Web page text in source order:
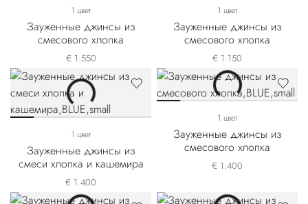
1 цвет
Зауженные джинсы из
смесового хлопка
€ 1.550
1 цвет
Зауженные джинсы из
смесового хлопка
€ 1.150
1 цвет
Зауженные джинсы из
смеси хлопка и кашемира
€ 1.400
1 цвет
Зауженные джинсы из
смесового хлопка
€ 1.400